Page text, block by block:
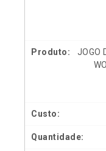
JOGO